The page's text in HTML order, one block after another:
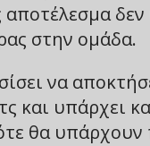
αποτέλεσμα
στην ομάδα.
να
και υπάρχει
θα